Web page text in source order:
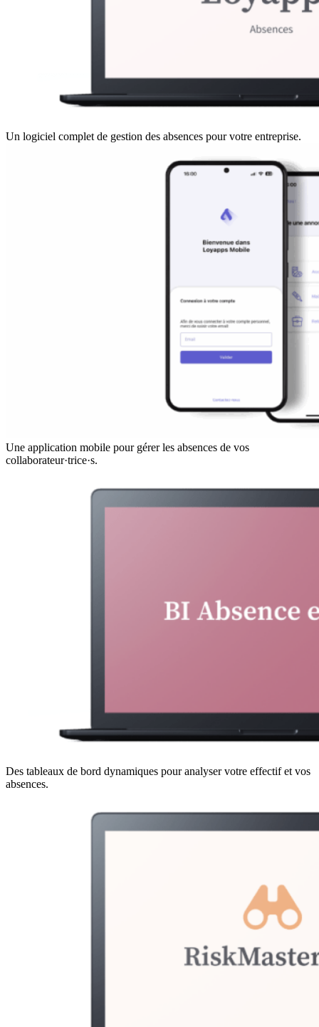
Un logiciel complet de gestion des absences pour votre entreprise.
Une application mobile pour gérer les absences de vos
collaborateur·trice·s.
Des tableaux de bord dynamiques pour analyser votre effectif et vos
absences.